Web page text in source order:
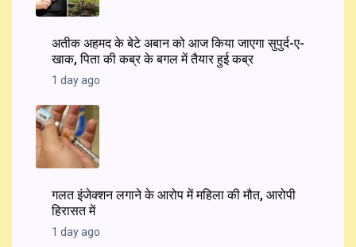
अतीक अहमद के बेटे अबान को आज किया जाएगा सुपुर्द-ए-
खाक, पिता की कब्र के बगल में तैयार हुई कब्र
1 day ago
गलत इंजेक्शन लगाने के आरोप में महिला की मौत, आरोपी
हिरासत में
1 day ago